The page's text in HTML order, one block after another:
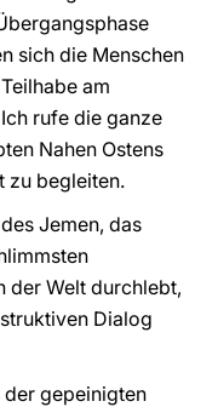
sich die Menschen
am
rufe die ganze
Nahen Ostens
zu begleiten.
Jemen, das
der Welt durchlebt,
Dialog
gepeinigten